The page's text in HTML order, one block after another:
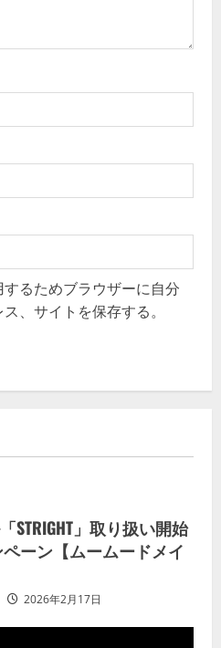
るためブラウザーに自分
、サイトを保存する。
STRIGHT」取り扱い開始
ーン【ムームードメイ
2026年2月17日